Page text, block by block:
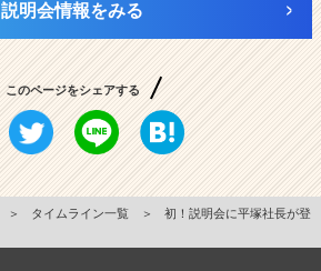
説明会情報をみる
このページをシェアする
＞ タイムライン一覧 ＞
初！説明会に平塚社長が登